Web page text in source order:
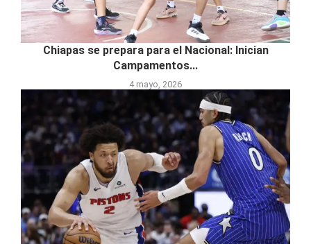
Chiapas se prepara para el Nacional: Inician
Campamentos...
4 mayo, 2026